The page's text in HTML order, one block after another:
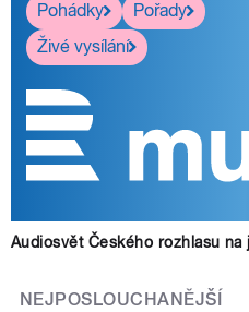
Pohádky
Pořady
Živé vysílání
Audiosvět Českého rozhlasu na
NEJPOSLOUCHANĚJŠÍ